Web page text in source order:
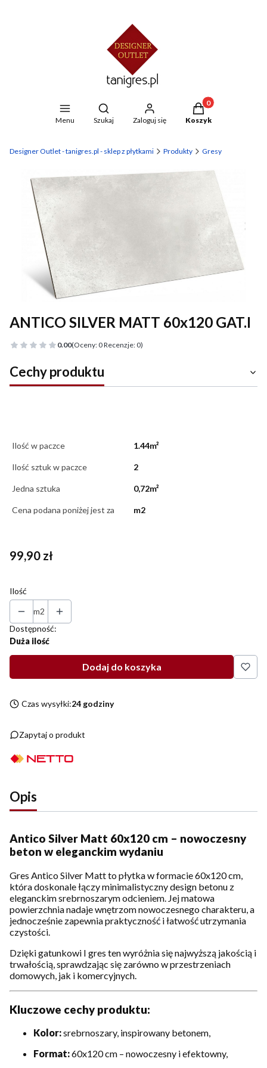
Menu
Otwórz wyszukiwarkę
Szukaj Zaloguj się
Produkty w
Koszyk
Designer Outlet - tanigres.pl - sklep z płytkami Produkty Gresy
ANTICO SILVER MATT 60x120 GAT.I
0.00(Oceny: 0 Recenzje: 0)
Cechy produktu
Ilość w paczce 1.44m²
Ilość sztuk w paczce 2
Jedna sztuka 0,72m²
Cena podana poniżej jest za m2
Cena
99,90 zł
Ilość
m2
Dostępność:
Duża ilość
Dodaj do koszyka
Czas wysyłki:24 godziny
Zapytaj o produkt
Opis
Antico Silver Matt 60x120 cm – nowoczesny
beton w eleganckim wydaniu
Gres Antico Silver Matt to płytka w formacie 60x120 cm,
która doskonale łączy minimalistyczny design betonu z
eleganckim srebrnoszarym odcieniem. Jej matowa
powierzchnia nadaje wnętrzom nowoczesnego charakteru, a
jednocześnie zapewnia praktyczność i łatwość utrzymania
czystości.
Dzięki gatunkowi I gres ten wyróżnia się najwyższą jakością i
trwałością, sprawdzając się zarówno w przestrzeniach
domowych, jak i komercyjnych.
Kluczowe cechy produktu:
Kolor:srebrnoszary, inspirowany betonem,
Format:60x120 cm – nowoczesny i efektowny,